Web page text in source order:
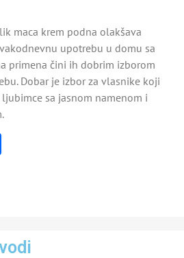
maca krem podna olakšava
upotrebu u domu sa
primena čini ih dobrim izborom
Dobar je izbor za vlasnike koji
sa jasnom namenom i